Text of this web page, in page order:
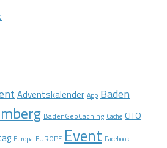
Adventskalender App Baden
BadenGeoCaching Cache CITO
Europa EUROPE Event Facebook